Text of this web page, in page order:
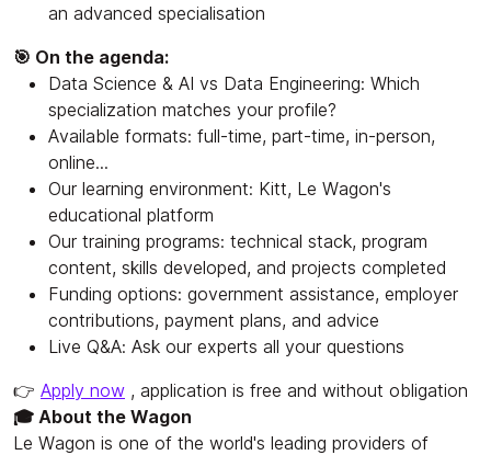
an advanced specialisation
🎯 On the agenda:
Data Science & AI vs Data Engineering: Which
specialization matches your profile?
Available formats: full-time, part-time, in-person,
online...
Our learning environment: Kitt, Le Wagon's
educational platform
Our training programs: technical stack, program
content, skills developed, and projects completed
Funding options: government assistance, employer
contributions, payment plans, and advice
Live Q&A: Ask our experts all your questions
👉 Apply now , application is free and without obligation
🎓 About the Wagon
Le Wagon is one of the world's leading providers of